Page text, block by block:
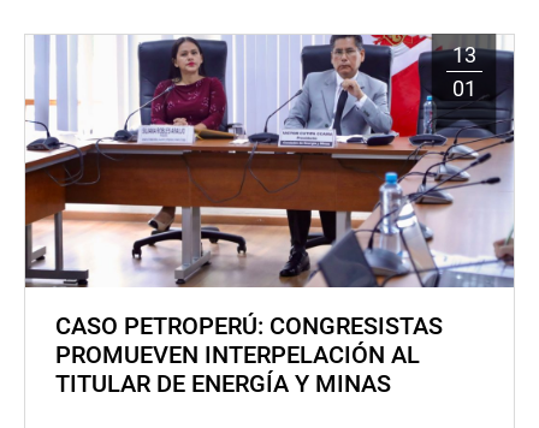
13
01
CASO PETROPERÚ: CONGRESISTAS
PROMUEVEN INTERPELACIÓN AL
TITULAR DE ENERGÍA Y MINAS